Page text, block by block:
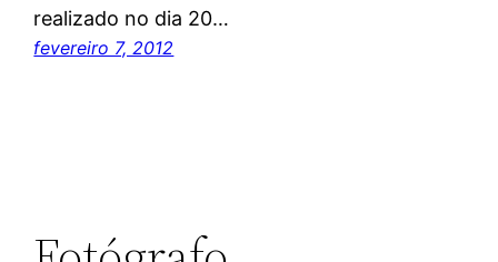
realizado no dia 20…
fevereiro 7, 2012